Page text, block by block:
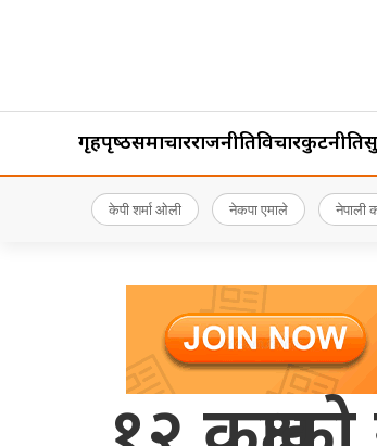
गृहपृष्‍ठसमाचारराजनीतिविचारकुटनीति
केपी शर्मा ओली नेकपा एमाले नेपाली